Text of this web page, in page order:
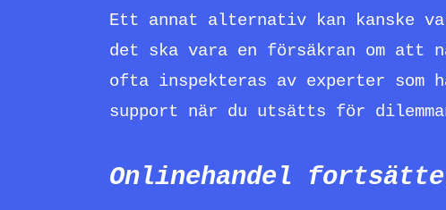
Ett annat alternativ kan kanske
det ska vara en försäkran om
ofta inspekteras av experter
support när du utsätts för
Onlinehandel